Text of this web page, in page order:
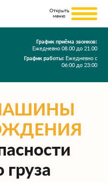
График приёма звонков:
Ежедневно 08.00 до 21.00
График работы: Ежедневно с
06:00 до 23:00
груза